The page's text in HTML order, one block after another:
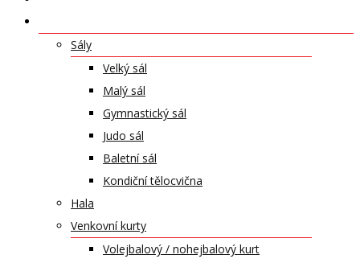
Sály
Velký sál
Malý sál
Gymnastický sál
Judo sál
Baletní sál
Kondiční tělocvična
Hala
Venkovní kurty
Volejbalový / nohejbalový kurt